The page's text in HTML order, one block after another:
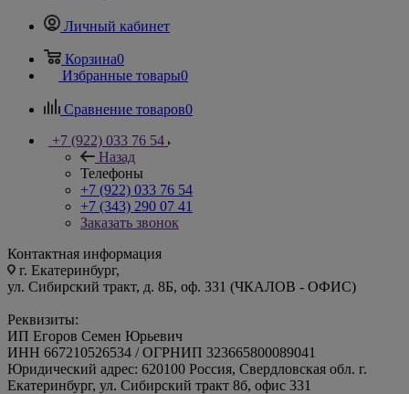
Личный кабинет
Корзина0
Избранные товары0
Сравнение товаров0
+7 (922) 033 76 54
Назад
Телефоны
+7 (922) 033 76 54
+7 (343) 290 07 41
Заказать звонок
Контактная информация
г. Екатеринбург,
ул. Сибирский тракт, д. 8Б, оф. 331 (ЧКАЛОВ - ОФИС)
Реквизиты:
ИП Егоров Семен Юрьевич
ИНН 667210526534 / ОГРНИП 323665800089041
Юридический адрес: 620100 Россия, Свердловская обл. г.
Екатеринбург, ул. Сибирский тракт 8б, офис 331